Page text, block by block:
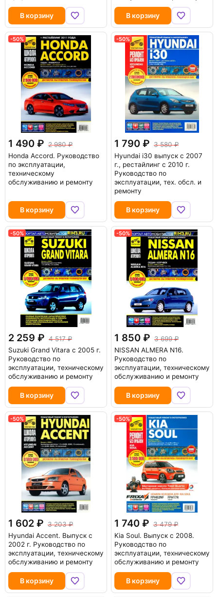
В корзину В корзину
-50%
1 490
2 980
Honda Accord. Руководство
по эксплуатации,
техническому
обслуживанию и ремонту
В корзину
-50%
1 790
3 580
Hyundai i30 выпуск c 2007
г., рестайлинг с 2010 г.
Руководство по
эксплуатации, тех. обсл. и
ремонту
В корзину
-50%
2 259
4 517
Suzuki Grand Vitara c 2005 г.
Руководство по
эксплуатации, техническому
обслуживанию и ремонту
В корзину
-50%
1 850
3 699
NISSAN ALMERA N16.
Руководство по
эксплуатации, техническому
обслуживанию и ремонту
В корзину
-50%
1 602
3 203
Hyundai Accent. Выпуск с
2002 г. Руководство по
эксплуатации, техническому
обслуживанию и ремонту
В корзину
-50%
1 740
3 479
Kia Soul. Выпуск с 2008.
Руководство по
эксплуатации, техническому
обслуживанию и ремонту
В корзину